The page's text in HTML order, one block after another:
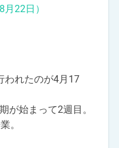
22日）
れたのが4月17
が始まって2週目。
。